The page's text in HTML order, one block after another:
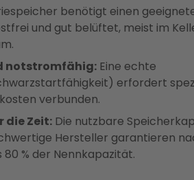
benötigt einen
und gut belüftet, meist im
notstromfähig: Eine echte
erfordert
verbunden.
die Zeit: Die nutzbare
Hersteller garantieren
% der Nennkapazität.